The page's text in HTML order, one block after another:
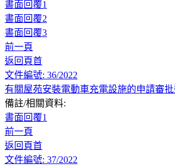
書面回覆1
書面回覆2
書面回覆3
前一頁
返回頁首
文件編號: 36/2022
有關屋苑安裝電動車充電設施的申請審
備註/相關資料:
書面回覆1
前一頁
返回頁首
文件編號: 37/2022